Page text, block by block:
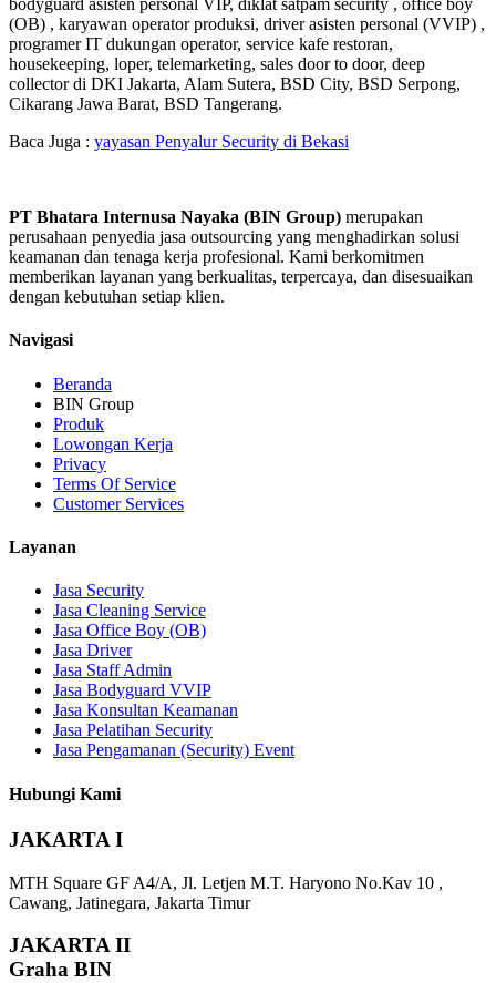
bodyguard asisten personal VIP, diklat satpam security , office boy
(OB) , karyawan operator produksi, driver asisten personal (VVIP) ,
programer IT dukungan operator, service kafe restoran,
housekeeping, loper, telemarketing, sales door to door, deep
collector di DKI Jakarta, Alam Sutera, BSD City, BSD Serpong,
Cikarang Jawa Barat, BSD Tangerang.
Baca Juga : yayasan Penyalur Security di Bekasi
PT Bhatara Internusa Nayaka (BIN Group) merupakan
perusahaan penyedia jasa outsourcing yang menghadirkan solusi
keamanan dan tenaga kerja profesional. Kami berkomitmen
memberikan layanan yang berkualitas, terpercaya, dan disesuaikan
dengan kebutuhan setiap klien.
Navigasi
Beranda
BIN Group
Produk
Lowongan Kerja
Privacy
Terms Of Service
Customer Services
Layanan
Jasa Security
Jasa Cleaning Service
Jasa Office Boy (OB)
Jasa Driver
Jasa Staff Admin
Jasa Bodyguard VVIP
Jasa Konsultan Keamanan
Jasa Pelatihan Security
Jasa Pengamanan (Security) Event
Hubungi Kami
JAKARTA I
MTH Square GF A4/A, Jl. Letjen M.T. Haryono No.Kav 10 ,
Cawang, Jatinegara, Jakarta Timur
JAKARTA II
Graha BIN